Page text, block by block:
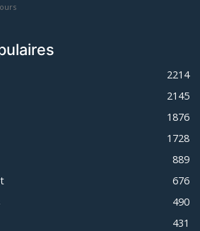
2214
2145
1876
1728
889
676
490
431